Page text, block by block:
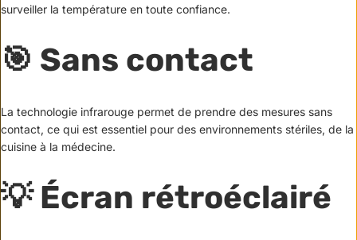
surveiller la température en toute confiance.
🎯 Sans contact
La technologie infrarouge permet de prendre des mesures sans
contact, ce qui est essentiel pour des environnements stériles, de la
cuisine à la médecine.
💡 Écran rétroéclairé